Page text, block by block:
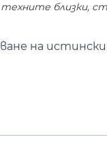
близки,
на